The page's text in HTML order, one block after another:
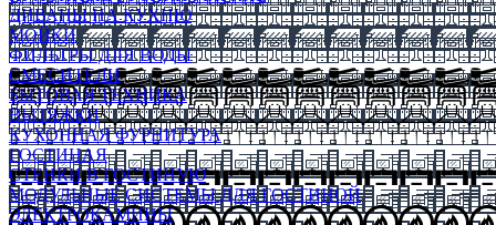
ДИВАНЫ НА КУХНЮ
МОЙКИ
ФИЛЬТРЫ ДЛЯ ВОДЫ
СМЕСИТЕЛИ
БЫТОВАЯ ТЕХНИКА
ВЫТЯЖКИ
КУХОННАЯ ФУРНИТУРА
ГОСТИНАЯ
СТЕНКИ В ГОСТИНУЮ
МОДУЛЬНЫЕ СИСТЕМЫ ДЛЯ ГОСТИНОЙ
ЭЛЕКТРОКАМИНЫ